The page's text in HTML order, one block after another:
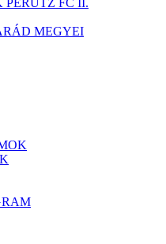
FC II.
MEGYEI